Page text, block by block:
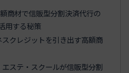
商材で信販型分割決済代行の
用する秘策
クレジットを引き出す高額商
ステ・スクールが信販型分割